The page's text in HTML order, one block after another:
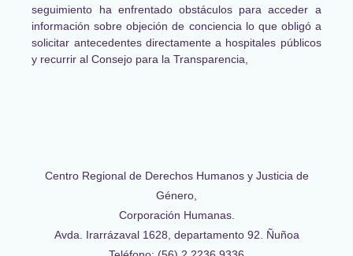
seguimiento ha enfrentado obstáculos para acceder a
información sobre objeción de conciencia lo que obligó a
solicitar antecedentes directamente a hospitales públicos
y recurrir al Consejo para la Transparencia,
Centro Regional de Derechos Humanos y Justicia de
Género,
Corporación Humanas.
Avda. Irarrázaval 1628, departamento 92. Ñuñoa